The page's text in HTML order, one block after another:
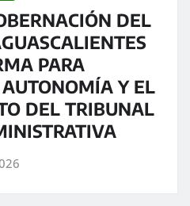
DEL
PARA
Y EL
DEL TRIBUNAL